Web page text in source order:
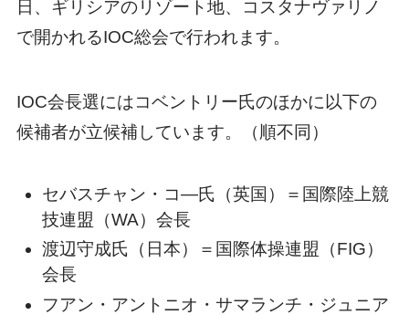
日、ギリシアのリゾート地、コスタナヴァリノ
で開かれるIOC総会で行われます。
IOC会長選にはコベントリー氏のほかに以下の
候補者が立候補しています。（順不同）
セバスチャン・コ―氏（英国）＝国際陸上競
技連盟（WA）会長
渡辺守成氏（日本）＝国際体操連盟（FIG）
会長
フアン・アントニオ・サマランチ・ジュニア